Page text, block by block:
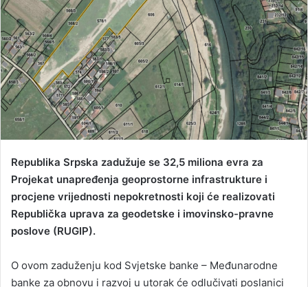
m
i
l
Republika Srpska zadužuje se 32,5 miliona evra za
Projekat unapređenja geoprostorne infrastrukture i
procjene vrijednosti nepokretnosti koji će realizovati
Republička uprava za geodetske i imovinsko-pravne
poslove (RUGIP).
O ovom zaduženju kod Svjetske banke – Međunarodne
banke za obnovu i razvoj u utorak će odlučivati poslanici